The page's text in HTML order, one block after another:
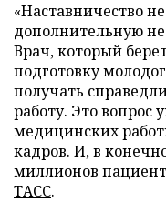
«Наставничество
дополнительную
Врач, который
подготовку
получать
работу. Это вопрос
медицинских
кадров. И, в
миллионов
ТАСС.